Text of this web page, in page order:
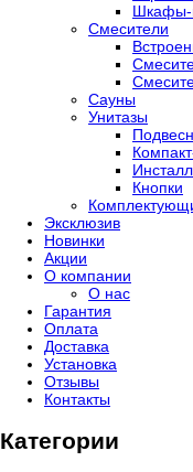
Шкафы-
Смесители
Сауны
Унитазы
Кнопки
Эксклюзив
Новинки
Акции
О компании
О нас
Гарантия
Оплата
Доставка
Установка
Отзывы
Контакты
Категории